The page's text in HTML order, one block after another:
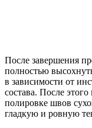
После завершения
полностью
в зависимости от
состава. После
полировке швов
гладкую и ровную